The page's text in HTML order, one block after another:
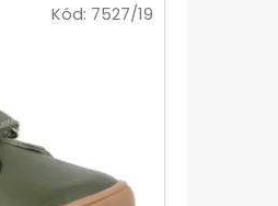
Kód: 7527/19